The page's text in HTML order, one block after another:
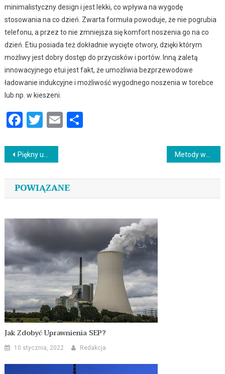
minimalistyczny design i jest lekki, co wpływa na wygodę
stosowania na co dzień. Zwarta formuła powoduje, że nie pogrubia
telefonu, a przez to nie zmniejsza się komfort noszenia go na co
dzień. Etiu posiada też dokładnie wycięte otwory, dzięki którym
możliwy jest dobry dostęp do przycisków i portów. Inną zaletą
innowacyjnego etui jest fakt, że umożliwia bezprzewodowe
ładowanie indukcyjne i możliwość wygodnego noszenia w torebce
lub np. w kieszeni.
Facebook
Twitter
Email
Nawigacja
wpisu
Piękny uśmiech – najważniejsze mity Metody wybielania zębów
POWIĄZANE
Jak Zdobyć Uprawnienia SEP?
10 stycznia, 2022 Redakcja